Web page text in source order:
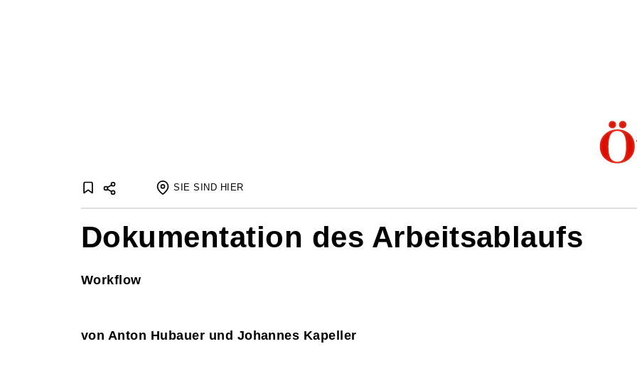
SIE SIND HIER
Startseite Journaleaufsätze Arbeitsablauf
Dokumentation des Arbeitsablaufs
Workflow
von Anton Hubauer und Johannes Kapeller